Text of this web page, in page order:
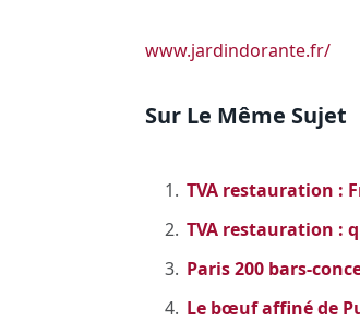
www.jardindorante.fr/
Sur Le Même Sujet
TVA restauration :
TVA restauration :
Paris 200 bars-
Le bœuf affiné de